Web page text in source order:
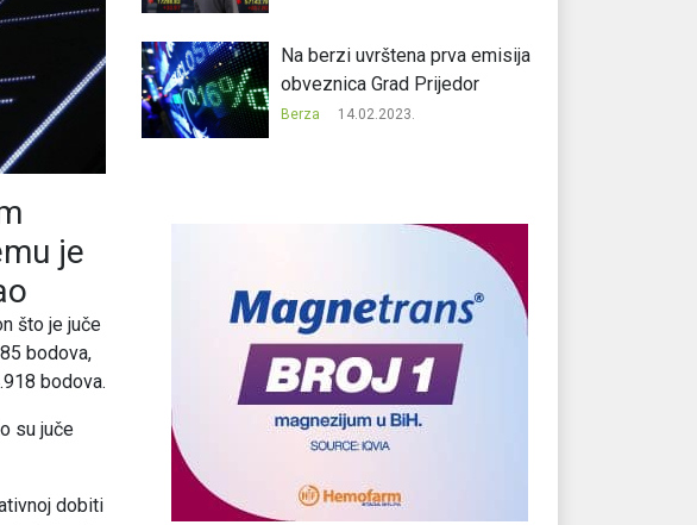
je
što je juče
bodova,
bodova.
su juče
dobiti
Na berzi uvrštena prva emisija
obveznica Grad Prijedor
Berza 14.02.2023.